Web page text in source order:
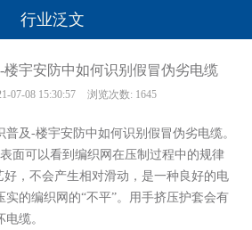
行业泛文
楼宇安防中如何识别假冒伪劣电缆
07-08 15:30:57 浏览次数: 1645
普及-楼宇安防中如何识别假冒伪劣电缆。
可以看到编织网在压制过程中的规律
好，不会产生相对滑动，是一种良好的电
的编织网的“不平”。用手挤压护套会有
缆。